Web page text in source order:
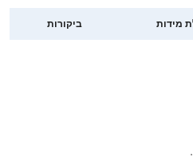
מידות ביקורות